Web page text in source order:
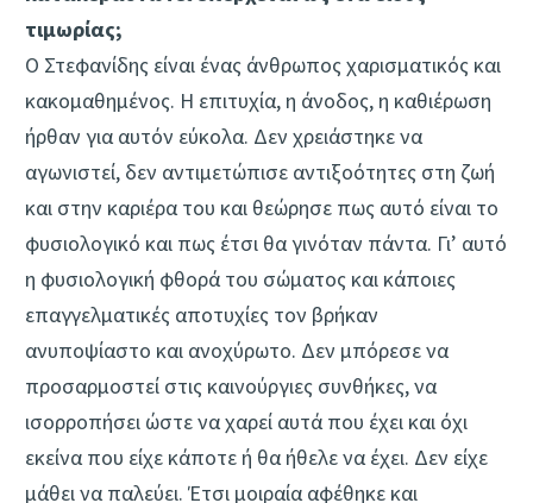
τιμωρίας;
Ο Στεφανίδης είναι ένας άνθρωπος χαρισματικός και
κακομαθημένος. Η επιτυχία, η άνοδος, η καθιέρωση
ήρθαν για αυτόν εύκολα. Δεν χρειάστηκε να
αγωνιστεί, δεν αντιμετώπισε αντιξοότητες στη ζωή
και στην καριέρα του και θεώρησε πως αυτό είναι το
φυσιολογικό και πως έτσι θα γινόταν πάντα. Γι’ αυτό
η φυσιολογική φθορά του σώματος και κάποιες
επαγγελματικές αποτυχίες τον βρήκαν
ανυποψίαστο και ανοχύρωτο. Δεν μπόρεσε να
προσαρμοστεί στις καινούργιες συνθήκες, να
ισορροπήσει ώστε να χαρεί αυτά που έχει και όχι
εκείνα που είχε κάποτε ή θα ήθελε να έχει. Δεν είχε
μάθει να παλεύει. Έτσι μοιραία αφέθηκε και